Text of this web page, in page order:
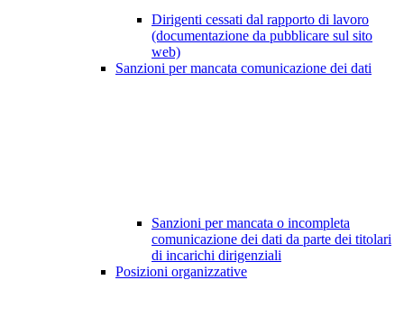
Dirigenti cessati dal rapporto di lavoro
(documentazione da pubblicare sul sito
web)
Sanzioni per mancata comunicazione dei dati
Sanzioni per mancata o incompleta
comunicazione dei dati da parte dei titolari
di incarichi dirigenziali
Posizioni organizzative